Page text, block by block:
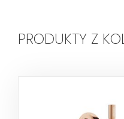
PRODUKTY Z